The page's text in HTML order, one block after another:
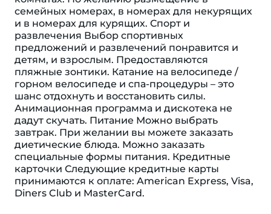
семейных номерах, в номерах для некурящих
и в номерах для курящих. Спорт и
развлечения Выбор спортивных
предложений и развлечений понравится и
детям, и взрослым. Предоставляются
пляжные зонтики. Катание на велосипеде /
горном велосипеде и спа-процедуры – это
шанс отдохнуть и восстановить силы.
Анимационная программа и дискотека не
дадут скучать. Питание Можно выбрать
завтрак. При желании вы можете заказать
диетические блюда. Можно заказать
специальные формы питания. Кредитные
карточки Следующие кредитные карты
принимаются к оплате: American Express, Visa,
Diners Club и MasterCard.